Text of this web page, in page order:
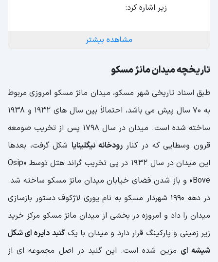
زیر اشاره کرد:
مشاهده بیشتر
تاریخچه میدان مانژ مسکو
طبق اسناد تاریخی شهر مسکو، میدان مانژ مسکو امروزی مربوط
به 70 سال پیش می باشد، احتمالاً بین سال های 1932 و 1938
ساخته شده است. میدان در سال 1798 پس از تخریب صومعه
قرون وسطایی که در کناررودخانه نیگلینایا شکل گرفت، بعدها
این میدان در سال 1932 در پی تخریب گراند هتل توسط «Osip
Bove» و باز شدن فضای خیابان میدان مانژ مسکو ساخته شد.
در دهه 1990 شهردار مسکو به نام یوری لاژکوف دستور بازسازی
میدان را داد و امروزه در بخشی از میدان مانژ مسکو مرکز خرید
زیر زمینی و پارکینگ قرار دارد و میدان با یکگنبد دایره ای شکل
شیشه ای مزین شده است. این گنبد در اصل مجموعه ای از